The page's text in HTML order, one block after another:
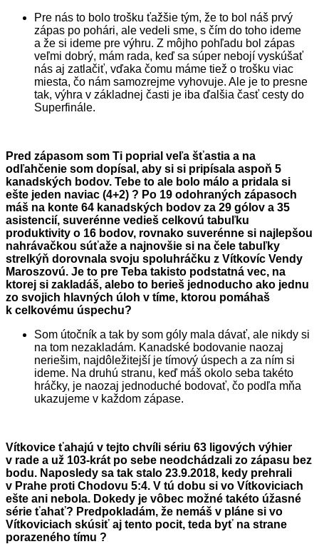
Pre nás to bolo trošku ťažšie tým, že to bol náš prvý
zápas po pohári, ale vedeli sme, s čím do toho ideme
a že si ideme pre výhru. Z môjho pohľadu bol zápas
veľmi dobrý, mám rada, keď sa súper nebojí vyskúšať
nás aj zatlačiť, vďaka čomu máme tiež o trošku viac
miesta, čo nám samozrejme vyhovuje. Ale je to presne
tak, výhra v základnej časti je iba ďalšia časť cesty do
Superfinále.
Pred zápasom som Ti poprial veľa šťastia a na
odľahčenie som dopísal, aby si si pripísala aspoň 5
kanadských bodov. Tebe to ale bolo málo a pridala si
ešte jeden naviac (4+2) ? Po 19 odohraných zápasoch
máš na konte 64 kanadských bodov za 29 gólov a 35
asistencií, suverénne vedieš celkovú tabuľku
produktivity o 16 bodov, rovnako suverénne si najlepšou
nahrávačkou súťaže a najnovšie si na čele tabuľky
strelkýň dorovnala svoju spoluhráčku z Vítkovíc Vendy
Maroszovú. Je to pre Teba takisto podstatná vec, na
ktorej si zakladáš, alebo to berieš jednoducho ako jednu
zo svojich hlavných úloh v tíme, ktorou pomáhaš
k celkovému úspechu?
Som útočník a tak by som góly mala dávať, ale nikdy si
na tom nezakladám. Kanadské bodovanie naozaj
neriešim, najdôležitejší je tímový úspech a za ním si
ideme. Na druhú stranu, keď máš okolo seba takéto
hráčky, je naozaj jednoduché bodovať, čo podľa mňa
ukazujeme v každom zápase.
Vítkovice ťahajú v tejto chvíli sériu 63 ligových výhier
v rade a už 103-krát po sebe neodchádzali zo zápasu bez
bodu. Naposledy sa tak stalo 23.9.2018, kedy prehrali
v Prahe proti Chodovu 5:4. V tú dobu si vo Vítkoviciach
ešte ani nebola. Dokedy je vôbec možné takéto úžasné
série ťahať? Predpokladám, že nemáš v pláne si vo
Vítkoviciach skúsiť aj tento pocit, teda byť na strane
porazeného tímu ?